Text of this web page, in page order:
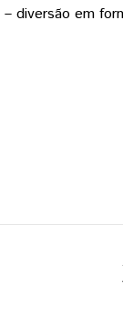
– diversão em